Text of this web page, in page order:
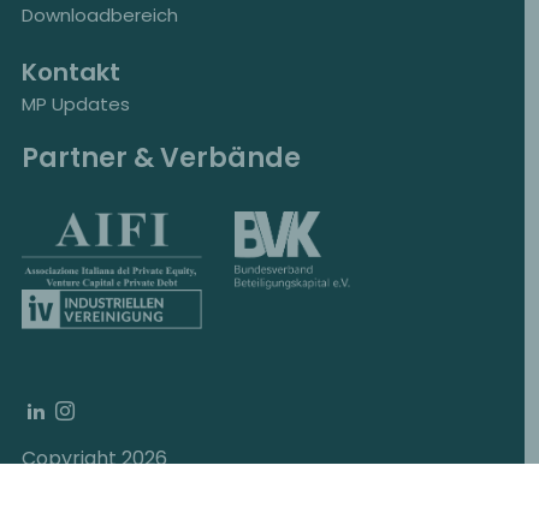
Downloadbereich
Kontakt
MP Updates
Partner & Verbände
Copyright 2026